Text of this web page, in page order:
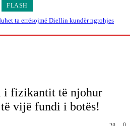
FLASH
ta errësojmë Diellin kundër ngrohjes
i fizikantit të njohur
vijë fundi i botës!